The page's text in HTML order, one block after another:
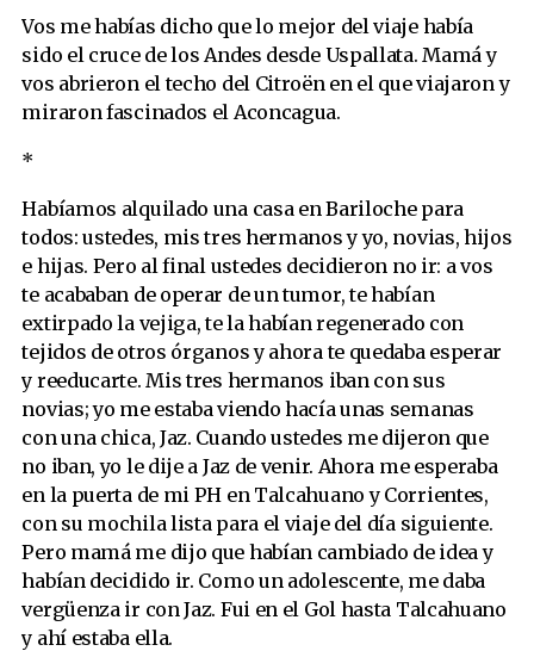
Vos me habías dicho que lo mejor del viaje había
sido el cruce de los Andes desde Uspallata. Mamá y
vos abrieron el techo del Citroën en el que viajaron y
miraron fascinados el Aconcagua.
*
Habíamos alquilado una casa en Bariloche para
todos: ustedes, mis tres hermanos y yo, novias, hijos
e hijas. Pero al final ustedes decidieron no ir: a vos
te acababan de operar de un tumor, te habían
extirpado la vejiga, te la habían regenerado con
tejidos de otros órganos y ahora te quedaba esperar
y reeducarte. Mis tres hermanos iban con sus
novias; yo me estaba viendo hacía unas semanas
con una chica, Jaz. Cuando ustedes me dijeron que
no iban, yo le dije a Jaz de venir. Ahora me esperaba
en la puerta de mi PH en Talcahuano y Corrientes,
con su mochila lista para el viaje del día siguiente.
Pero mamá me dijo que habían cambiado de idea y
habían decidido ir. Como un adolescente, me daba
vergüenza ir con Jaz. Fui en el Gol hasta Talcahuano
y ahí estaba ella.